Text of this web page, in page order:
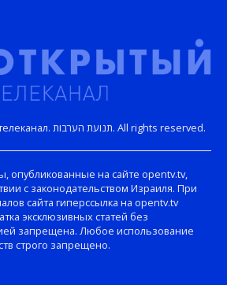
Copyright © Открытый телеканал. תנועת הערבות. All rights reserved.
опубликованные на сайте opentv.tv,
с законодательством Израиля. При
сайта гиперссылка на opentv.tv
эксклюзивных статей без
запрещена. Любое использование
строго запрещено.